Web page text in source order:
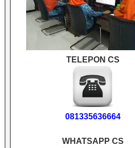
TELEPON CS
081335636664
WHATSAPP CS